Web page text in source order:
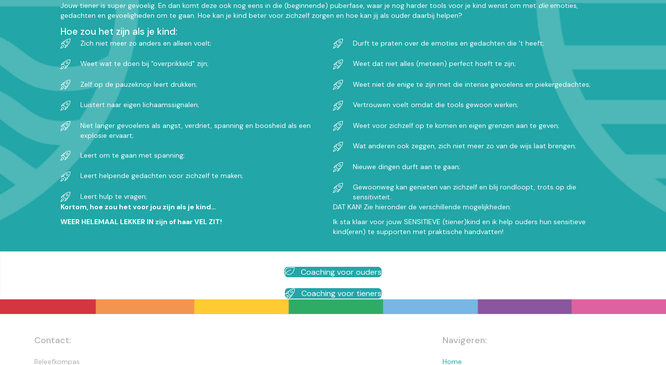
Jouw tiener is super gevoelig. En dan komt deze ook nog eens in die (beginnende) puberfase, waar je nog harder tools voor je kind wenst om met dieemoties,
gedachten en gevoeligheden om te gaan. Hoe kan je kind beter voor zichzelf zorgen en hoe kan jij als ouder daarbij helpen?
Hoe zou het zijn als je kind:
Zich niet meer zo anders en alleen voelt;
Weet wat te doen bij "overprikkeld" zijn;
Zelf op de pauzeknop leert drukken;
Luistert naar eigen lichaamssignalen;
Niet langer gevoelens als angst, verdriet, spanning en boosheid als een
explosie ervaart;
Leert om te gaan met spanning;
Leert helpende gedachten voor zichzelf te maken;
Leert hulp te vragen;
Durft te praten over de emoties en gedachten die 't heeft;
Weet dat niet alles (meteen) perfect hoeft te zijn;
Weet niet de enige te zijn met die intense gevoelens en piekergedachtes;
Vertrouwen voelt omdat die tools gewoon werken;
Weet voor zichzelf op te komen en eigen grenzen aan te geven;
Wat anderen ook zeggen, zich niet meer zo van de wijs laat brengen;
Nieuwe dingen durft aan te gaan;
Gewoonweg kan genieten van zichzelf en blij rondloopt, trots op die
sensitiviteit.
Kortom, hoe zou het voor jou zijn als je kind…
WEER HELEMAAL LEKKER IN zijn of haar VEL ZIT!
DAT KAN! Zie hieronder de verschillende mogelijkheden:
Ik sta klaar voor jouw SENSITIEVE (tiener)kind en ik help ouders hun sensitieve
kind(eren) te supporten met praktische handvatten!
Coaching voor ouders
Coaching voor tieners
Contact:
Beleefkompas
Navigeren:
Home